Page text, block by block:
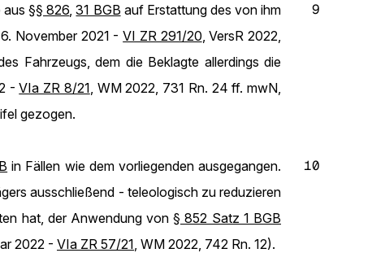
9
aus§§ 826,31 BGB auf Erstattung des von ihm
November 2021 -VI ZR 291/20, VersR 2022,
Fahrzeugs, dem die Beklagte allerdings die
-VIa ZR 8/21, WM 2022, 731 Rn. 24 ff. mwN,
gezogen.
10
in Fällen wie dem vorliegenden ausgegangen.
ausschließend - teleologisch zu reduzieren
hat, der Anwendung von§ 852 Satz 1 BGB
2022 - VIa ZR 57/21, WM 2022, 742 Rn. 12).